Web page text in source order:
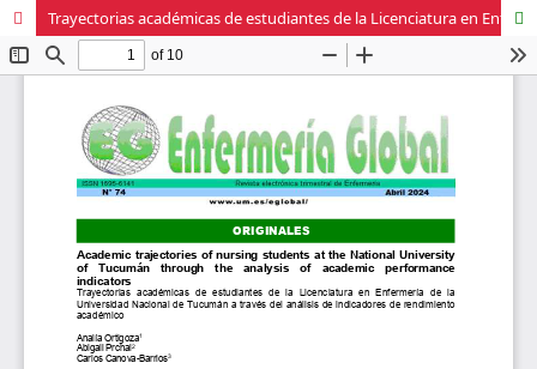
Trayectorias académicas de estudiantes de la Licenciatura en Enfermería de la Universidad Nacional de Tucumán a través del análisis de indicadores de rendimiento académico